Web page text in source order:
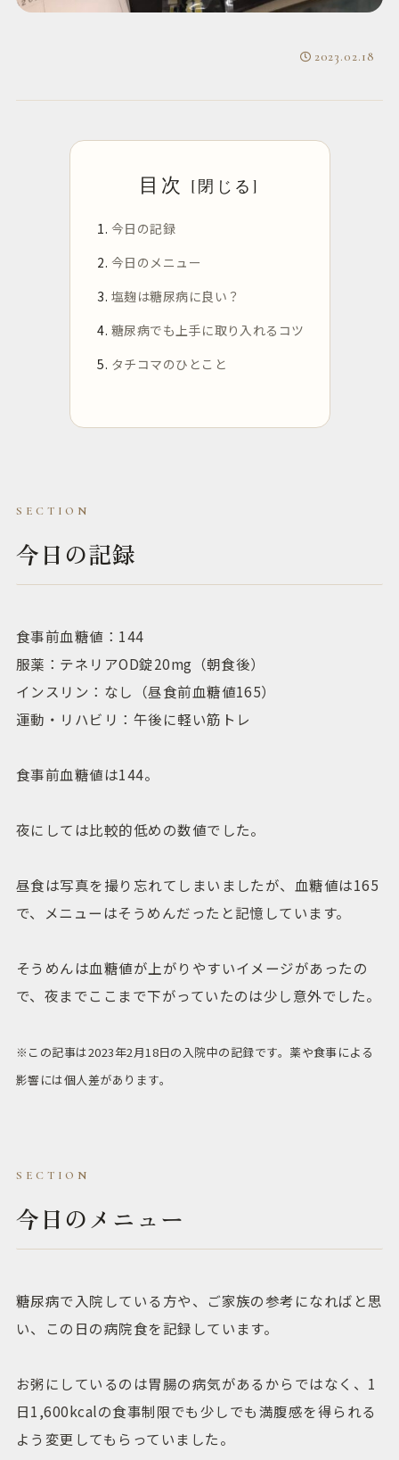
2023.02.18
目次
今日の記録
今日のメニュー
塩麹は糖尿病に良い？
糖尿病でも上手に取り入れるコツ
タチコマのひとこと
今日の記録
食事前血糖値：144
服薬：テネリアOD錠20mg（朝食後）
インスリン：なし（昼食前血糖値165）
運動・リハビリ：午後に軽い筋トレ
食事前血糖値は144。
夜にしては比較的低めの数値でした。
昼食は写真を撮り忘れてしまいましたが、血糖値は165
で、メニューはそうめんだったと記憶しています。
そうめんは血糖値が上がりやすいイメージがあったの
で、夜までここまで下がっていたのは少し意外でした。
※この記事は2023年2月18日の入院中の記録です。薬や食事による
影響には個人差があります。
今日のメニュー
糖尿病で入院している方や、ご家族の参考になればと思
い、この日の病院食を記録しています。
お粥にしているのは胃腸の病気があるからではなく、1
日1,600kcalの食事制限でも少しでも満腹感を得られる
よう変更してもらっていました。